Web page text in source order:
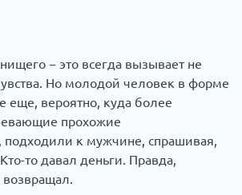
− это всегда вызывает не
Но молодой человек в форме
вероятно, куда более
прохожие
подходили к мужчине, спрашивая,
то давал деньги. Правда,